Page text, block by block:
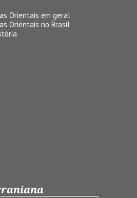
Orientais em geral
Orientais no Brasil